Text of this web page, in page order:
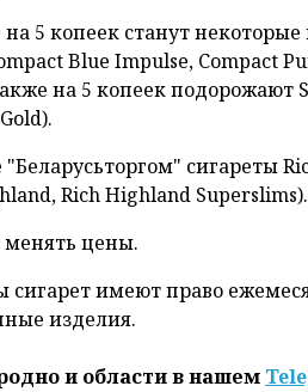
5 копеек станут
Blue Impulse, Compact
на 5 копеек подорожают
сигареты
Rich Highland Superslims).
менять цены.
имеют право
изделия.
и области в нашем